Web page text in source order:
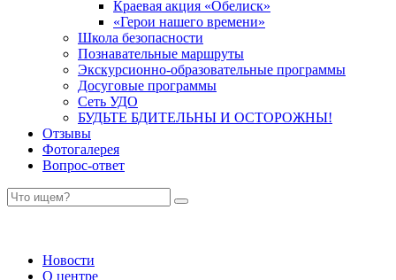
Краевая акция «Обелиск»
«Герои нашего времени»
Школа безопасности
Познавательные маршруты
Экскурсионно-образовательные программы
Досуговые программы
Сеть УДО
БУДЬТЕ БДИТЕЛЬНЫ И ОСТОРОЖНЫ!
Отзывы
Фотогалерея
Вопрос-ответ
Новости
О центре